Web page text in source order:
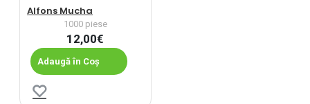
Alfons Mucha
1000 piese
12,00€
Adaugă în Coș